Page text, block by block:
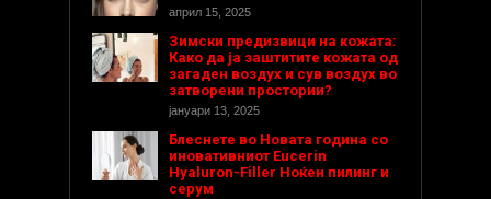
април 15, 2025
Зимски предизвици на кожата:
Како да ја заштитите кожата од
загаден воздух и сув воздух во
затворени простории?
јануари 13, 2025
Блеснете во Новата година со
иновативниот Eucerin
Hyaluron-Filler Ноќен пилинг и
серум